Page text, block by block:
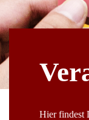
Hier findest